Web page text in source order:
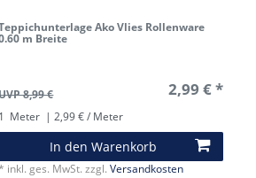
Ako Vlies Rollenware
m Breite
8,99 € 2,99 € *
1 Meter | 2,99 € / Meter
In den Warenkorb
inkl. ges. MwSt. zzgl.Versandkosten